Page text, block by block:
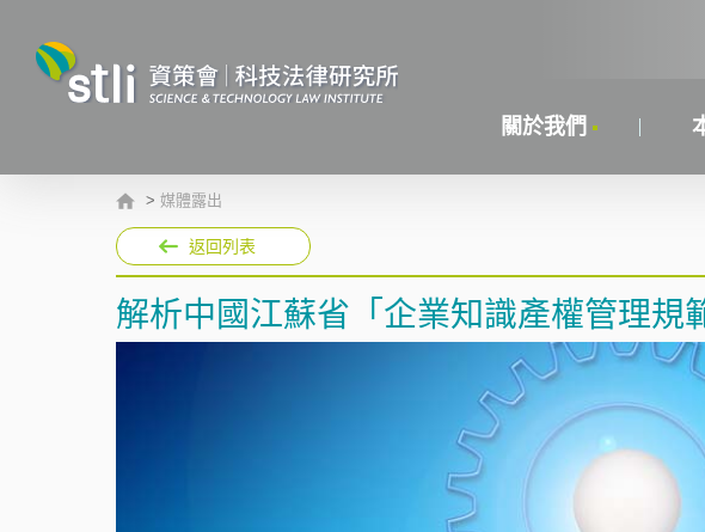
關於我們
> 媒體露出
返回列表
解析中國江蘇省「企業知識產權管理規